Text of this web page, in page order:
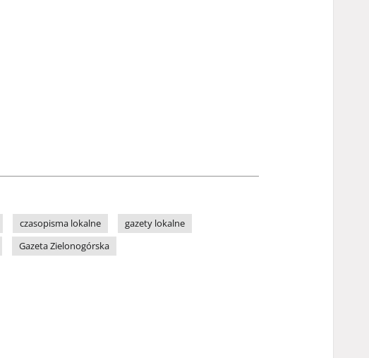
czasopisma lokalne
gazety lokalne
Gazeta Zielonogórska